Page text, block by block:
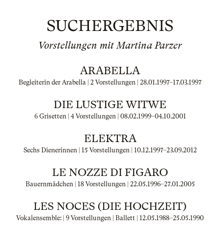
SUCHERGEBNIS
Vorstellungen mit Martina Parzer
ARABELLA
Begleiterin der Arabella | 2 Vorstellungen | 28.01.1997–17.03.1997
DIE LUSTIGE WITWE
6 Grisetten | 4 Vorstellungen | 08.02.1999–04.10.2001
ELEKTRA
Sechs Dienerinnen | 15 Vorstellungen | 10.12.1997–23.09.2012
LE NOZZE DI FIGARO
Bauernmädchen | 18 Vorstellungen | 22.05.1996–27.01.2005
LES NOCES (DIE HOCHZEIT)
Vokalensemble: | 9 Vorstellungen | Ballett | 12.05.1988–25.05.1990